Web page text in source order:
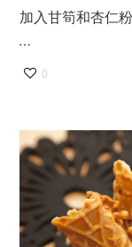
加入甘筍和杏仁
…
0